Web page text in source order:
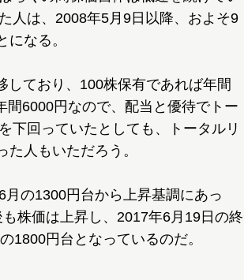
人は、2008年5月9日以降、およそ9
なる。
ており、100株保有であれば年間
6000円なので、配当と優待でトー
下回っていたとしても、トータルリ
人もいただろう。
の1300円台から上昇基調にあっ
株価は上昇し、2017年6月19日の終
1800円台となっているのだ。